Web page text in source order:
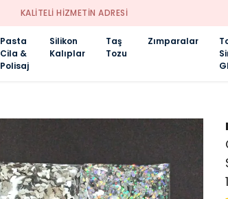
KALİTELİ HİZMETİN ADRESİ
Pasta
Cila &
Polisaj
Silikon
Kalıplar
Taş
Tozu
Zımparalar